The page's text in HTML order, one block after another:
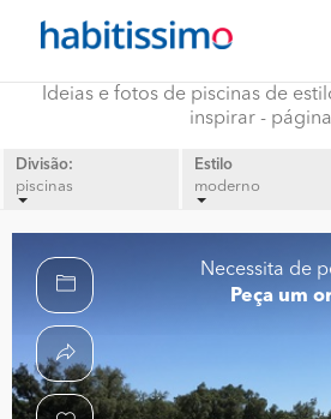
Ideias e fotos de piscinas de
inspirar -
Divisão:
piscinas
Estilo
moderno
Necessita de
Peça um